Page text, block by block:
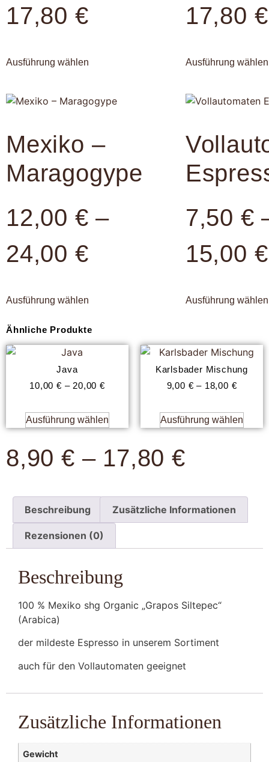
17,80 €
Ausführung wählen
17,80 €
Ausführung wählen
Mexiko –
Maragogype
12,00 € –
24,00 €
Ausführung wählen
7,50 €
15,00 €
Ausführung wählen
Ähnliche Produkte
Java
10,00 € – 20,00€
Ausführung wählen
Karlsbader Mischung
9,00 € – 18,00 €
Ausführung wählen
8,90 € – 17,80€
Beschreibung Zusätzliche Informationen
Rezensionen (0)
Beschreibung
100 % Mexiko shg Organic „Grapos Siltepec“
(Arabica)
der mildeste Espresso in unserem Sortiment
auch für den Vollautomaten geeignet
Zusätzliche Informationen
Gewicht